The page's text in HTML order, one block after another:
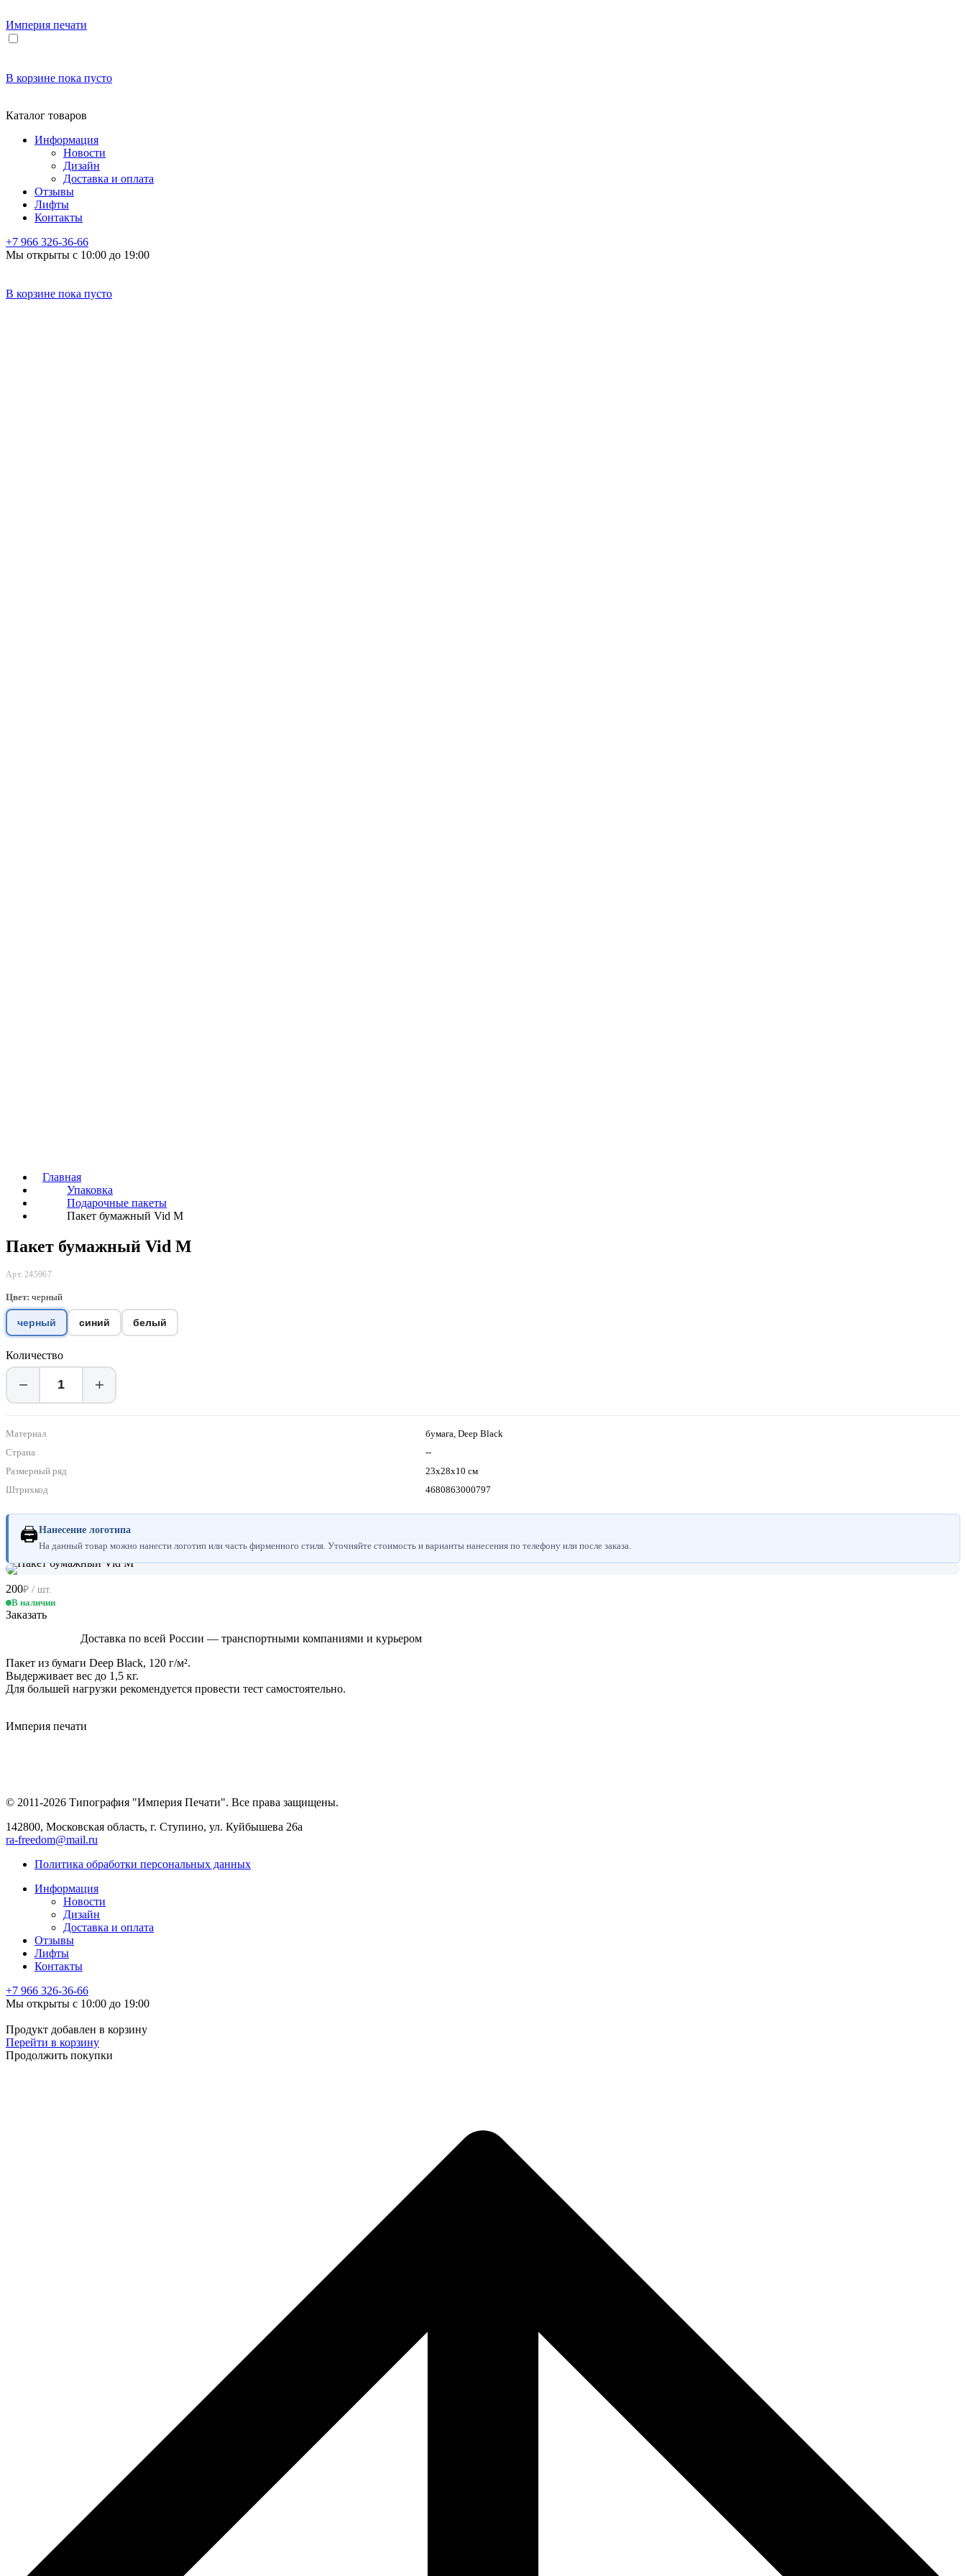
Империя печати
В корзине пока пусто
Каталог товаров
Информация
Новости
Дизайн
Доставка и оплата
Отзывы
Лифты
Контакты
+7 966 326-36-66
Мы открыты с 10:00 до 19:00
В корзине пока пусто
Главная
Упаковка
Подарочные пакеты
Пакет бумажный Vid M
Пакет бумажный Vid M
Арт. 245967
Цвет: черный
черный синий белый
Количество
− +
Материал
бумага, Deep Black
Страна
--
Размерный ряд
23x28x10 см
Штрихкод
4680863000797
🖨Нанесение логотипа
На данный товар можно нанести логотип или часть фирменного стиля. Уточняйте стоимость и варианты нанесения по телефону или после заказа.
200₽ / шт.
В наличии
Заказать
Доставка по всей России — транспортными компаниями и курьером
Пакет из бумаги Deep Black, 120 г/м².
Выдерживает вес до 1,5 кг.
Для большей нагрузки рекомендуется провести тест самостоятельно.
Империя печати
© 2011-2026 Типография "Империя Печати". Все права защищены.
142800, Московская область, г. Ступино, ул. Куйбышева 26а
ra-freedom@mail.ru
Политика обработки персональных данных
Информация
Новости
Дизайн
Доставка и оплата
Отзывы
Лифты
Контакты
+7 966 326-36-66
Мы открыты с 10:00 до 19:00
Продукт добавлен в корзину
Перейти в корзину
Продолжить покупки